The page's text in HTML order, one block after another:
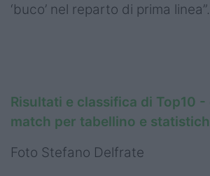
‘buco’ nel reparto di prima linea”.
Risultati e classifica di Top10
match per tabellino e
Foto Stefano Delfrate